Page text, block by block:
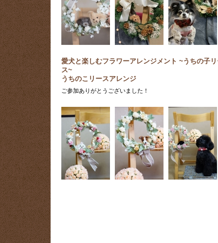
愛犬と楽しむフラワーアレンジメント ~うちの子
ス~
うちのこリースアレンジ
ご参加ありがとうございました！